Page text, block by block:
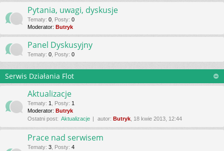
Pytania, uwagi, dyskusje
Tematy: 0 Posty: 0
Moderator: Butryk
Panel Dyskusyjny
Tematy: 0 Posty: 0
Serwis Działania Flot
Aktualizacje
Tematy: 1 Posty: 1
Moderator: Butryk
Ostatni post: Aktualizacje autor: Butryk , 18 kwie 2013, 12:44
Prace nad serwisem
Tematy: 3 Posty: 4